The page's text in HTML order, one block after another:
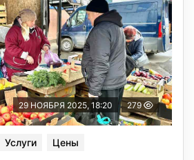
29 НОЯБРЯ 2025, 18:20 279
Услуги Цены